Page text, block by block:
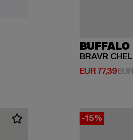
BUFFALO
BRAVR
EUR 77,39
Huidige prijs:
-15%